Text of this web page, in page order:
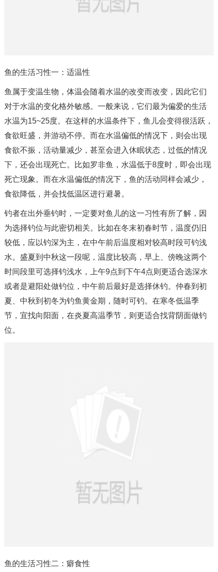
鱼的生活习性一：适温性
鱼属于变温生物，体温会随着水温的改变而改变，因此它们
对于水温的变化格外敏感。一般来说，它们最为偏爱的生活
水温为15~25度。在这样的水温条件下，鱼儿会变得很活跃，
食欲旺盛，并游动不停。而在水温偏低的情况下，则会出现
食欲不振，活动量减少，甚至会进入休眠状态，过低的情况
下，还会出现死亡。比如罗非鱼，水温低于8度时，即会出现
死亡现象。而在水温偏低的情况下，鱼的活动同样会减少，
食欲降低，并会找低温区进行避暑。
钓者在出外垂钓时，一定要对鱼儿的这一习性有所了解，因
为选择钓位与此密切相关。比如在冬末初春时节，温度仍旧
较低，应以钓深为主，在中午前后温度相对较高时段可钓浅
水。盛夏到中秋这一段呢，温度比较高，早上、傍晚这两个
时间段里可选择钓浅水，上午9点到下午4点则更适合选深水
或者是避阳处做钓位，中午前后最好是选择休钓。仲春到初
夏、中秋到初冬为钓鱼黄金期，随时可钓。在寒冬低温季
节，宜找向阳面，在炎夏高温季节，则更适合找背阴面做钓
位。
鱼的生活习性二：癖食性